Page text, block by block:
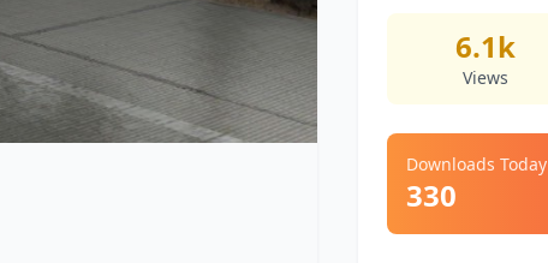
6.1k
Views
Downloads Today
330